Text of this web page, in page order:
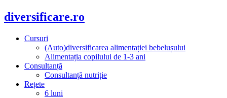
diversificare.ro
Cursuri
(Auto)diversificarea alimentației bebelușului
Alimentația copilului de 1-3 ani
Consultanță
Consultanță nutriție
Rețete
6 luni